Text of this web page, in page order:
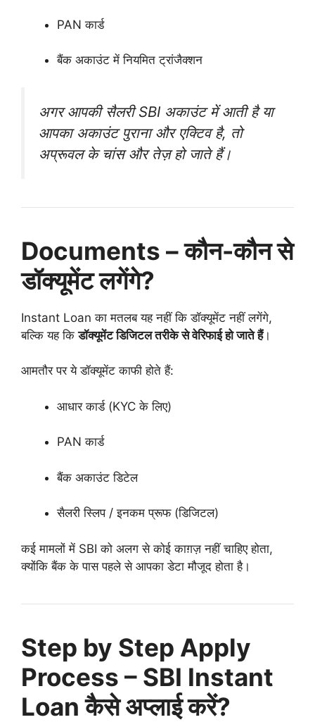
PAN कार्ड
बैंक अकाउंट में नियमित ट्रांजैक्शन
अगर आपकी सैलरी SBI अकाउंट में आती है या
आपका अकाउंट पुराना और एक्टिव है, तो
अप्रूवल के चांस और तेज़ हो जाते हैं।
Documents – कौन-कौन से
डॉक्यूमेंट लगेंगे?
Instant Loan का मतलब यह नहीं कि डॉक्यूमेंट नहीं लगेंगे,
बल्कि यह किडॉक्यूमेंट डिजिटल तरीके से वेरिफाई हो जाते हैं।
आमतौर पर ये डॉक्यूमेंट काफी होते हैं:
आधार कार्ड (KYC के लिए)
PAN कार्ड
बैंक अकाउंट डिटेल
सैलरी स्लिप / इनकम प्रूफ (डिजिटल)
कई मामलों में SBI को अलग से कोई काग़ज़ नहीं चाहिए होता,
क्योंकि बैंक के पास पहले से आपका डेटा मौजूद होता है।
Step by Step Apply
Process – SBI Instant
Loan कैसे अप्लाई करें?